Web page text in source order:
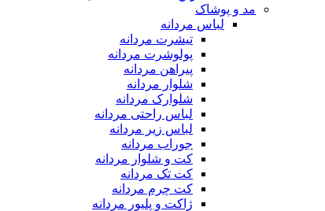
مد و پوشاک
لباس مردانه
تیشرت مردانه
پولوشرت مردانه
پیراهن مردانه
شلوار مردانه
شلوارک مردانه
لباس راحتی مردانه
لباس زیر مردانه
جوراب مردانه
کت و شلوار مردانه
کت تک مردانه
کت چرم مردانه
ژاکت و پلیور مردانه